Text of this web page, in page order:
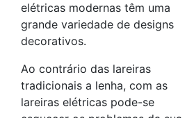
elétricas modernas têm uma
grande variedade de designs
decorativos.
Ao contrário das lareiras
tradicionais a lenha, com as
lareiras elétricas pode-se